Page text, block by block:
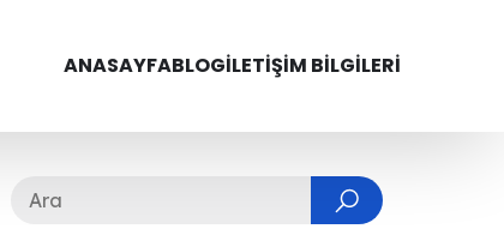
ANASAYFABLOGİLETIŞIM BILGILERI